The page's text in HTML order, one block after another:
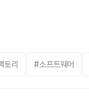
토리 #소프트웨어